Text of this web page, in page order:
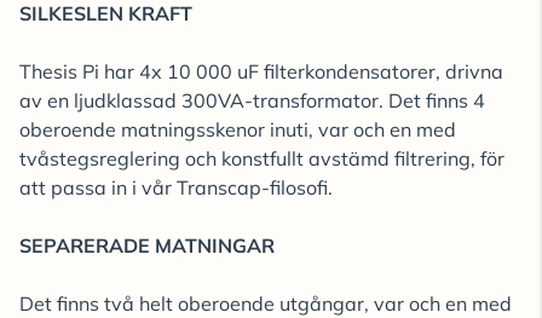
SILKESLEN KRAFT
Thesis Pi har 4x 10 000 uF filterkondensatorer, drivna
av en ljudklassad 300VA-transformator. Det finns 4
oberoende matningsskenor inuti, var och en med
tvåstegsreglering och konstfullt avstämd filtrering, för
att passa in i vår Transcap-filosofi.
SEPARERADE MATNINGAR
Det finns två helt oberoende utgångar, var och en med